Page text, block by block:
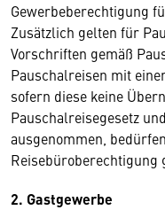
Gewerbeberechtigung
Zusätzlich gelten für
Vorschriften gemäß
Pauschalreisen mit
sofern diese keine
Pauschalreisegesetz
ausgenommen,
Reisebüroberechtigung
2. Gastgewerbe